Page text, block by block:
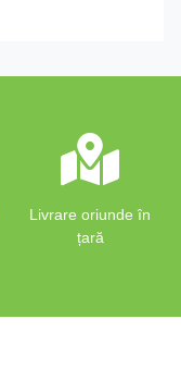
Livrare oriunde în
țară